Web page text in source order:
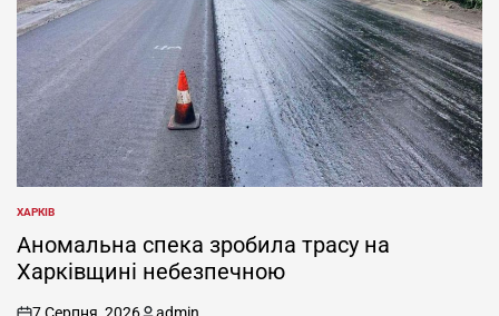
ОПУБЛІКУВАТИ
ХАРКІВ
Аномальна спека зробила трасу на
Харківщині небезпечною